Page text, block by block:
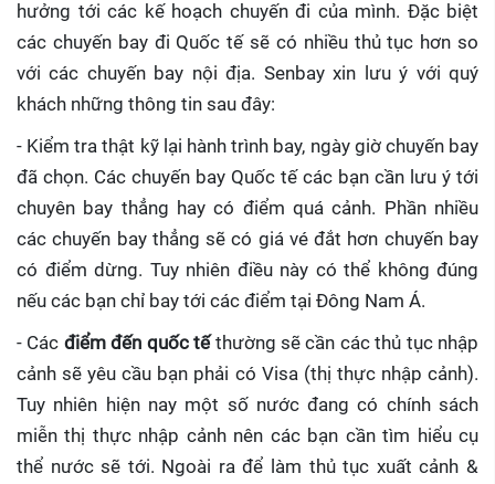
hưởng tới các kế hoạch chuyến đi của mình. Đặc biệt
các chuyến bay đi Quốc tế sẽ có nhiều thủ tục hơn so
với các chuyến bay nội địa. Senbay xin lưu ý với quý
khách những thông tin sau đây:
- Kiểm tra thật kỹ lại hành trình bay, ngày giờ chuyến bay
đã chọn. Các chuyến bay Quốc tế các bạn cần lưu ý tới
chuyên bay thẳng hay có điểm quá cảnh. Phần nhiều
các chuyến bay thẳng sẽ có giá vé đắt hơn chuyến bay
có điểm dừng. Tuy nhiên điều này có thể không đúng
nếu các bạn chỉ bay tới các điểm tại Đông Nam Á.
- Các điểm đến quốc tếthường sẽ cần các thủ tục nhập
cảnh sẽ yêu cầu bạn phải có Visa (thị thực nhập cảnh).
Tuy nhiên hiện nay một số nước đang có chính sách
miễn thị thực nhập cảnh nên các bạn cần tìm hiểu cụ
thể nước sẽ tới. Ngoài ra để làm thủ tục xuất cảnh &